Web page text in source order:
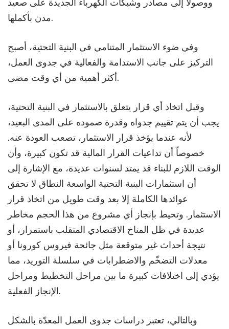
مدن بأكملها.
وفي ضوء الاستثمار المتنامي في البنية التحتية، أصبح
التركيز على جانب الاستدامة والفعالية في جدوى العمل،
أكثر أهمية من أي وقت مضى.
وقبل اتخاذ أي قرار يتعلق بالاستثمار في البنية التحتية،
يجب أن يتم تقييم جدواه وقدرة صموده على المدى البعيد،
لأنه عندما يؤخذ قرار الاستثمار، تصعب العودة عنه.
خصوصاّ أن تداعيات القرار المالية قد تكون كبيرة، وأن
الوقت اللازم للبناء قد يمتد لسنوات عديدة، مع الإشارة إلى
أن استثمارات البنية التحتية الواسعة النطاق لا تحقق
عوائدها الكاملة إلا بعد وقت طويل من اتخاذ قرار
الاستثمار. وتحيط بإنجاز أي مشروع من هذا الحجم مخاطر
عديدة في ظل المناخ الاقتصادي المتقلب باستمرار، أو
نتيجة أحداث غير متوقعة مثل جائحة فيروس كورونا أو
معدلات التضخّم والاضطرابات في سلسلة التوريد، مما
يؤدي إلى اختلافات كبيرة ما بين مراحل التخطيط ومراحل
الإنجاز الفعلية.
وبالتالي، تعتبر دراسات جدوى العمل المعدّة بالشكل